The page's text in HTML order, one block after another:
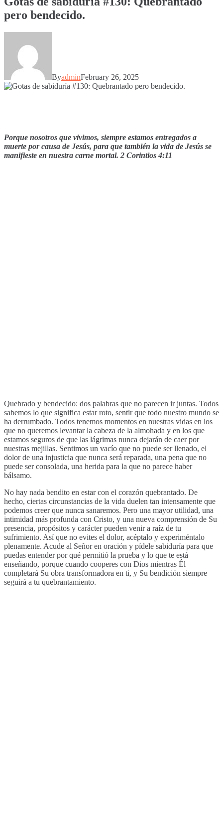
pero bendecido.
ByadminFebruary 26, 2025
Porque nosotros que vivimos, siempre estamos entregados a
muerte por causa de Jesús, para que también la vida de Jesús se
manifieste en nuestra carne mortal. 2 Corintios 4:11
Quebrado y bendecido: dos palabras que no parecen ir juntas. Todos
sabemos lo que significa estar roto, sentir que todo nuestro mundo se
ha derrumbado. Todos tenemos momentos en nuestras vidas en los
que no queremos levantar la cabeza de la almohada y en los que
estamos seguros de que las lágrimas nunca dejarán de caer por
nuestras mejillas. Sentimos un vacío que no puede ser llenado, el
dolor de una injusticia que nunca será reparada, una pena que no
puede ser consolada, una herida para la que no parece haber
bálsamo.
No hay nada bendito en estar con el corazón quebrantado. De
hecho, ciertas circunstancias de la vida duelen tan intensamente que
podemos creer que nunca sanaremos. Pero una mayor utilidad, una
intimidad más profunda con Cristo, y una nueva comprensión de Su
presencia, propósitos y carácter pueden venir a raíz de tu
sufrimiento. Así que no evites el dolor, acéptalo y experiméntalo
plenamente. Acude al Señor en oración y pídele sabiduría para que
puedas entender por qué permitió la prueba y lo que te está
enseñando, porque cuando cooperes con Dios mientras Él
completará Su obra transformadora en ti, y Su bendición siempre
seguirá a tu quebrantamiento.